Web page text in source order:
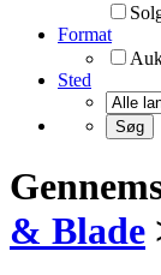
Format
Sted
& Blade